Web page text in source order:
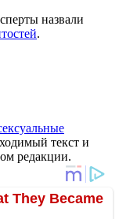
назвали
.
текст и
редакции.